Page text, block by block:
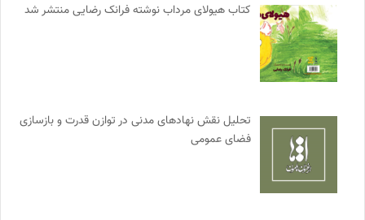
کتاب هیولای مرداب نوشته فرانک رضایی منتشر شد
تحلیل نقش نهادهای مدنی در توازن قدرت و بازسازی
فضای عمومی